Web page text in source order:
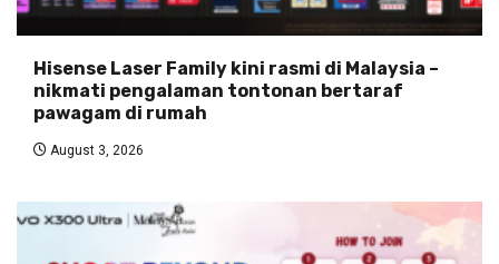
Hisense Laser Family kini rasmi di Malaysia –
nikmati pengalaman tontonan bertaraf
pawagam di rumah
August 3, 2026